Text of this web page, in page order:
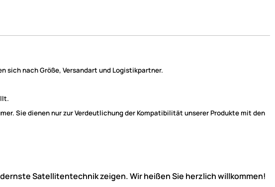
sich nach Größe, Versandart und Logistikpartner.
Sie dienen nur zur Verdeutlichung der Kompatibilität unserer Produkte mit den
Satellitentechnik zeigen. Wir heißen Sie herzlich willkommen!